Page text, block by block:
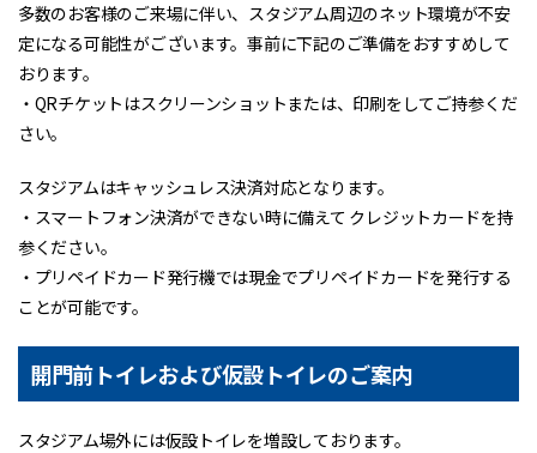
多数のお客様のご来場に伴い、スタジアム周辺のネット環境が不安
定になる可能性がございます。事前に下記のご準備をおすすめして
おります。
・QRチケットはスクリーンショットまたは、印刷をしてご持参くだ
さい。
スタジアムはキャッシュレス決済対応となります。
・スマートフォン決済ができない時に備えて クレジットカードを持
参ください。
・プリペイドカード発行機では現金でプリペイドカードを発行する
ことが可能です。
開門前トイレおよび仮設トイレのご案内
スタジアム場外には仮設トイレを増設しております。